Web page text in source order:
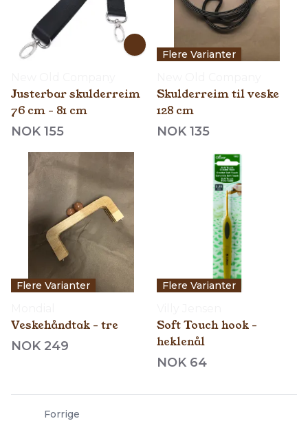
Justerbar skulderreim
76 cm - 81 cm
NOK 155
Flere Varianter
Skulderreim til veske
128 cm
NOK 135
Flere Varianter
Veskehåndtak - tre
NOK 249
Flere Varianter
Soft Touch hook -
heklenål
NOK 64
Forrige